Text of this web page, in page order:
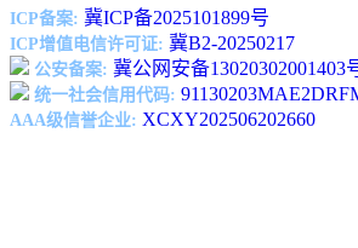
ICP备案: 冀ICP备2025101899号
ICP增值电信许可证: 冀B2-20250217
公安备案: 冀公网安备13020302001403
统一社会信用代码:
AAA级信誉企业: XCXY202506202660